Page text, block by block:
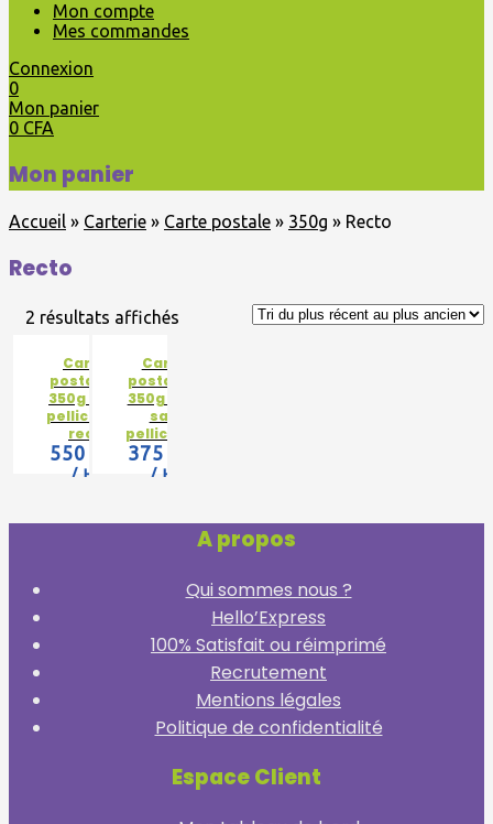
Mon compte
Mes commandes
Connexion
0
Mon panier
0 CFA
Mon panier
Accueil » Carterie » Carte postale » 350g » Recto
Recto
2 résultats affichés
Cartes
postales –
350g recto
pelliculage
recto
550 CFA
/ HT
Cartes
postales –
350g recto
sans
pelliculage
375 CFA
/ HT
A propos
Qui sommes nous ?
Hello’Express
100% Satisfait ou réimprimé
Recrutement
Mentions légales
Politique de confidentialité
Espace Client